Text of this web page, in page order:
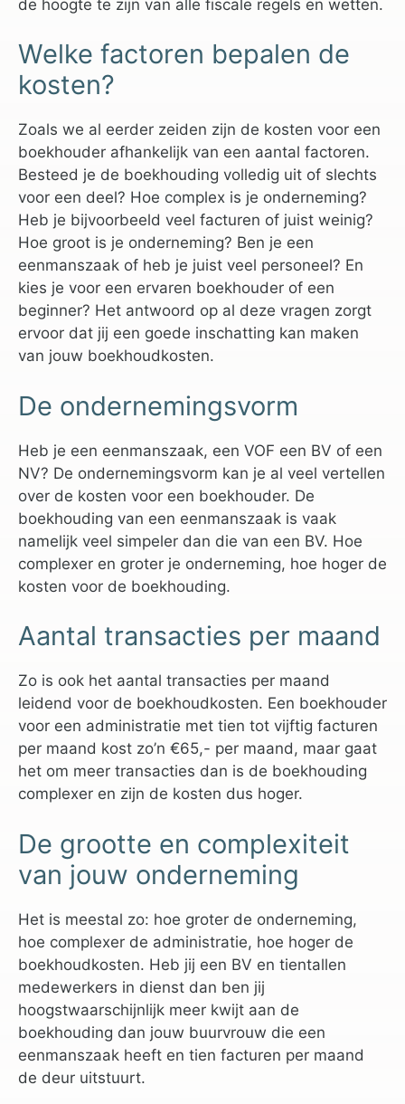
de hoogte te zijn van alle fiscale regels en wetten.
Welke factoren bepalen de
kosten?
Zoals we al eerder zeiden zijn de kosten voor een
boekhouder afhankelijk van een aantal factoren.
Besteed je de boekhouding volledig uit of slechts
voor een deel? Hoe complex is je onderneming?
Heb je bijvoorbeeld veel facturen of juist weinig?
Hoe groot is je onderneming? Ben je een
eenmanszaak of heb je juist veel personeel? En
kies je voor een ervaren boekhouder of een
beginner? Het antwoord op al deze vragen zorgt
ervoor dat jij een goede inschatting kan maken
van jouw boekhoudkosten.
De ondernemingsvorm
Heb je een eenmanszaak, een VOF een BV of een
NV? De ondernemingsvorm kan je al veel vertellen
over de kosten voor een boekhouder. De
boekhouding van een eenmanszaak is vaak
namelijk veel simpeler dan die van een BV. Hoe
complexer en groter je onderneming, hoe hoger de
kosten voor de boekhouding.
Aantal transacties per maand
Zo is ook het aantal transacties per maand
leidend voor de boekhoudkosten. Een boekhouder
voor een administratie met tien tot vijftig facturen
per maand kost zo’n €65,- per maand, maar gaat
het om meer transacties dan is de boekhouding
complexer en zijn de kosten dus hoger.
De grootte en complexiteit
van jouw onderneming
Het is meestal zo: hoe groter de onderneming,
hoe complexer de administratie, hoe hoger de
boekhoudkosten. Heb jij een BV en tientallen
medewerkers in dienst dan ben jij
hoogstwaarschijnlijk meer kwijt aan de
boekhouding dan jouw buurvrouw die een
eenmanszaak heeft en tien facturen per maand
de deur uitstuurt.